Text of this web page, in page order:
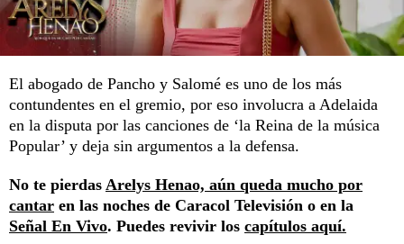
El abogado de Pancho y Salomé es uno de los más
contundentes en el gremio, por eso involucra a Adelaida
en la disputa por las canciones de ‘la Reina de la música
Popular’ y deja sin argumentos a la defensa.
No te pierdas Arelys Henao, aún queda mucho por
cantar en las noches de Caracol Televisión o en la
Señal En Vivo. Puedes revivir los capítulos aquí.